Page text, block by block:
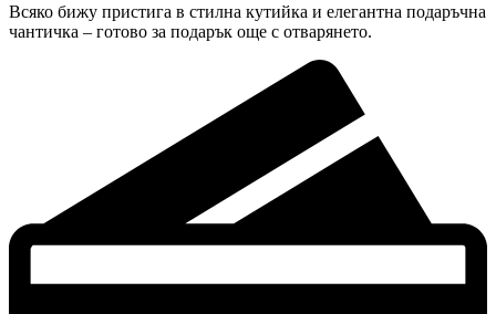
Всяко бижу пристига в стилна кутийка и елегантна подаръчна
чантичка – готово за подарък още с отварянето.